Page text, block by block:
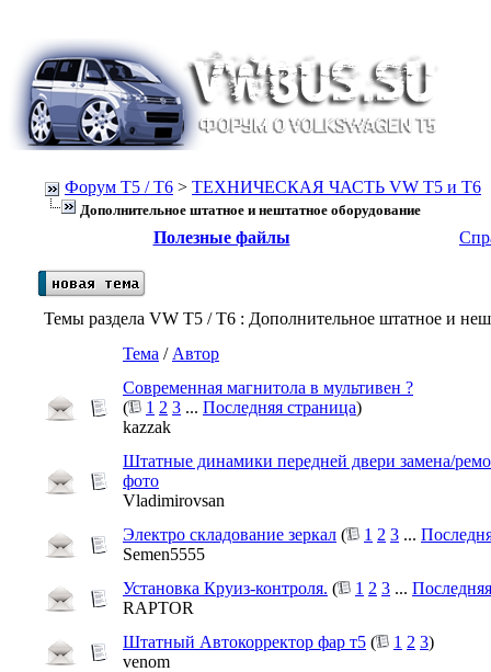
Форум Т5 / T6 > ТЕХНИЧЕСКАЯ ЧАСТЬ VW T5 и T6
Дополнительное штатное и нештатное оборудование
Полезные файлы
Темы раздела VW T5 / T6 : Дополнительное штатное и
Тема / Автор
Современная магнитола в мультивен ?
(
1 2 3 ... Последняя страница)
kazzak
Штатные динамики передней двери замена/
фото
Vladimirovsan
Электро складование зеркал ( 1 2 3 ...
Semen5555
Установка Круиз-контроля. ( 1 2 3 ...
RAPTOR
Штатный Автокорректор фар т5 ( 1 2 3)
venom